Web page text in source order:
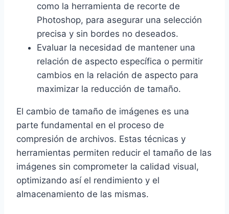
como la herramienta de recorte de
Photoshop, para asegurar una selección
precisa y sin bordes no deseados.
Evaluar la necesidad de mantener una
relación de aspecto específica o permitir
cambios en la relación de aspecto para
maximizar la reducción de tamaño.
El cambio de tamaño de imágenes es una
parte fundamental en el proceso de
compresión de archivos. Estas técnicas y
herramientas permiten reducir el tamaño de las
imágenes sin comprometer la calidad visual,
optimizando así el rendimiento y el
almacenamiento de las mismas.